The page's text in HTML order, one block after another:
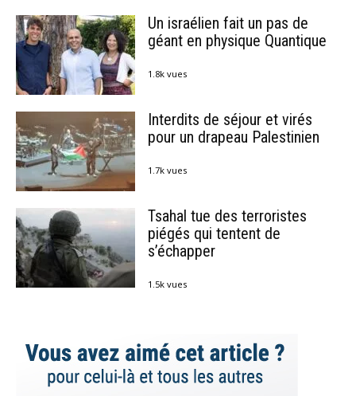
Un israélien fait un pas de
géant en physique Quantique
1.8k vues
Interdits de séjour et virés
pour un drapeau Palestinien
1.7k vues
Tsahal tue des terroristes
piégés qui tentent de
s’échapper
1.5k vues